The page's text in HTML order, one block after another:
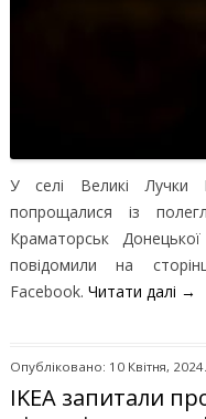
У селі Великі Лучки
попрощалися із
Краматорськ
повідомили на
Facebook. Читати далі →
Опубліковано: 10 Квітня,
IKEA запитали